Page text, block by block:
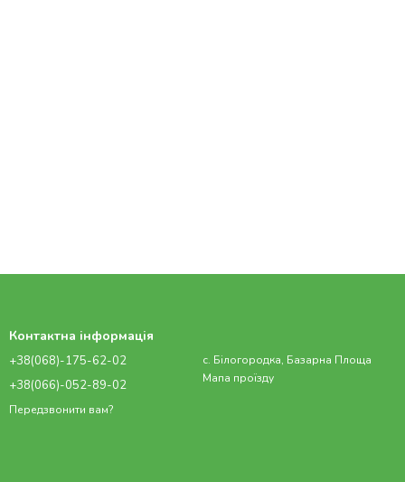
Контактна інформація
+38(068)-175-62-02
+38(066)-052-89-02
Передзвонити вам?
с. Білогородка, Базарна Площа
Мапа проїзду